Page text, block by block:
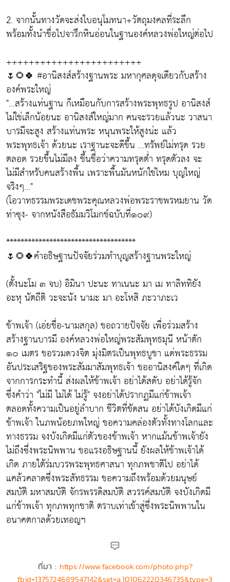
2. จากนั้นทางวัดจะส่งใบอนุโมทนา+วัตถุมงคลที่ระลึก
พร้อมทั้งนำชื่อไปจารึกหินอ่อนในฐานองค์หลวงพ่อใหญ่ต่อไป
++++++++++++++++++++++++
🌷🌻🍀 #อานิสงส์สร้างฐานพระ มหากุศลดุจเดียวกับสร้าง
องค์พระใหญ่
"...สร้างแท่นฐาน ก็เหมือนกับการสร้างพระพุทธรูป อานิสงส์
ไม่ใช่เล็กน้อยนะ อานิสงส์ใหญ่มาก คนจะรวยแล้วนะ วาสนา
บารมีจะสูง สร้างแท่นพระ หนุนพระให้สูงน่ะ แล้ว
พระพุทธเจ้า ด้วยนะ เราฐานะจะดีขึ้น ...ทรัพย์ไม่ทรุด รวย
ตลอด รวยขึ้นไม่มีลง ชึ้นชื่อว่าความทรุดต่ำ ทรุดตัวลง จะ
ไม่มีสำหรับคนสร้างพื้น เพราะพื้นมันหนักใช่ไหม บุญใหญ่
จริงๆ..."
(โอวาทธรรมพระเดชพระคุณหลวงพ่อพระราชพรหมยาน วัด
ท่าซุง- จากหนังสือธัมมวิโมกข์ฉบับที่๑๐๙)
************************************
🌷🌻🍀คำอธิษฐานปัจจัยร่วมทำบุญสร้างฐานพระใหญ่
(ตั้งนะโม ๓ จบ) อิมินา ปะนะ ทาเนนะ มา เม ทาลิททิยัง
อะหุ นัตถีติ วะจะนัง นามะ มา อะโหสิ ภะวาภะเว
ข้าพเจ้า (เอ่ยชื่อ-นามสกุล) ขอถวายปัจจัย เพื่อร่วมสร้าง
สร้างฐานบารมี องค์หลวงพ่อใหญ่พระสัมพุทธมุนี หน้าตัก
๑๐ เมตร ขอรวมดวงจิต มุ่งมิตรเป็นพุทธบูชา แด่พระธรรม
อันประเสริฐของพระสัมมาสัมพุทธเจ้า ขออานิสงค์ใดๆ ที่เกิด
จากการกระทำนี้ ส่งผลให้ข้าพเจ้า อย่าได้สดับ อย่าได้รู้จัก
ซึ่งคำว่า "ไม่มี ไม่ได้ ไม่รู้" จงอย่าได้ปรากฏมีแก่ข้าพเจ้า
ตลอดทั้งความเป็นอยู่ลำบาก ชีวิตที่ขัดสน อย่าได้บังเกิดมีแก่
ข้าพเจ้า ในภพน้อยภพใหญ่ ขอความคล่องตัวทั้งทางโลกและ
ทางธรรม จงบังเกิดมีแก่ตัวของข้าพเจ้า หากแม้นข้าพเจ้ายัง
ไม่ถึงซึ่งพระนิพพาน ขอแรงอธิษฐานนี้ ยังผลให้ข้าพเจ้าได้
เกิด ภายใต้ร่มบวรพระพุทธศาสนา ทุกภพชาติไป อย่าได้
แคล้วคลาดซึ่งพระสัทธรรม ขอความถึงพร้อมด้วยมนุษย์
สมบัติ มหาสมบัติ จักรพรรดิสมบัติ สวรรค์สมบัติ จงบังเกิดมี
แก่ข้าพเจ้า ทุกภพทุกชาติ ตราบเท่าเข้าสู่ซึ่งพระนิพพานใน
อนาคตกาลด้วยเทอญฯ
ที่มา : https://www.facebook.com/photo.php?
fbid=1375724689547142&set=a.101062220346735&type=3